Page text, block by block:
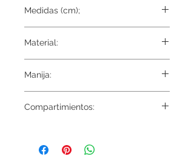
Medidas (cm);
Material:
Tela interna Gamuza
Manija:
Compartimientos: